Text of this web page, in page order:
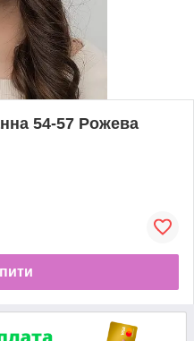
54-57 Рожева